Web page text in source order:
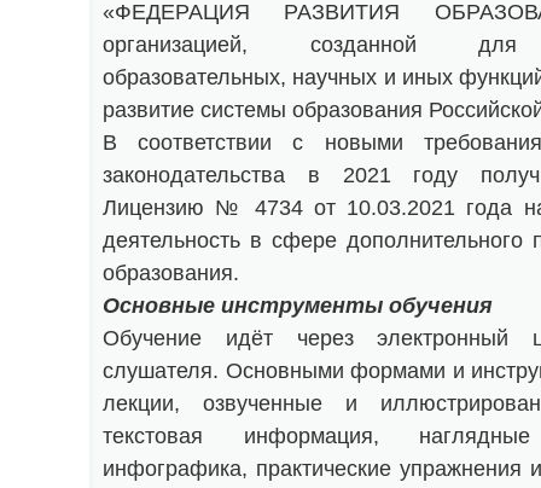
«ФЕДЕРАЦИЯ РАЗВИТИЯ
организацией, созданной для
образовательных, научных и иных
развитие системы образования
В соответствии с новыми
законодательства в 2021 году
Лицензию № 4734 от 10.03.2021 года
деятельность в сфере дополнительного
образования.
Основные инструменты обучения
Обучение идёт через электронный
слушателя. Основными формами и
лекции, озвученные и
текстовая информация,
инфографика, практические упражнения